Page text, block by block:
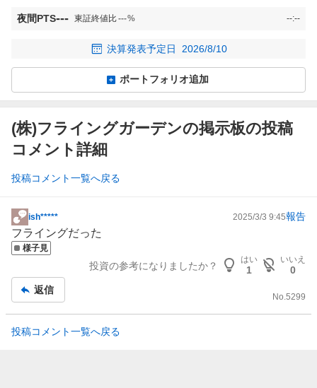
夜間PTS--- 東証終値比---% --:--
決算発表予定日 2026/8/10
ポートフォリオ追加
(株)フライングガーデンの掲示板の投稿
コメント詳細
投稿コメント一覧へ戻る
掲
示
板
ish***** 2025/3/3 9:45報告
フライングだった
様子見
投資の参考になりましたか？
はい
1
いいえ
0
返信
No.5299
投稿コメント一覧へ戻る